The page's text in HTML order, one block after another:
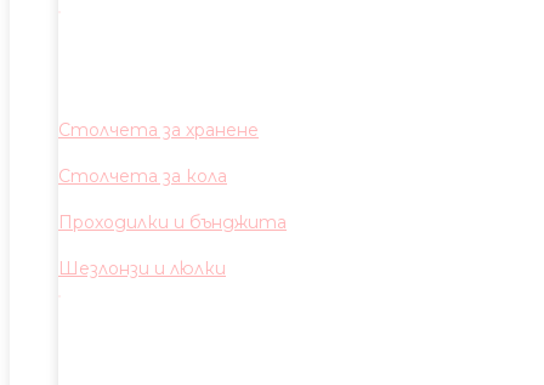
Столчета за хранене
Столчета за кола
Проходилки и бънджита
Шезлонзи и люлки